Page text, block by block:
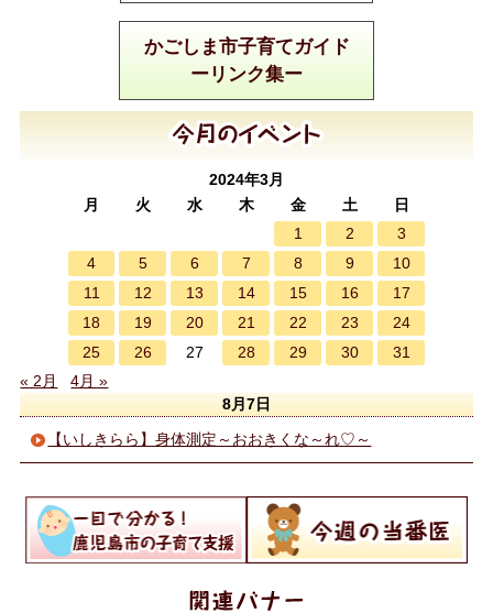
かごしま市子育てガイド
ーリンク集ー
2024年3月
月
火 水 木 金 土
日
1
2
3
4
5 6 7 8 9
10
11
12 13 14 15 16
17
18
19 20 21 22 23
24
25
26 27 28 29 30
31
« 2月
4月 »
8月7日
【いしきらら】身体測定～おおきくな～れ♡～